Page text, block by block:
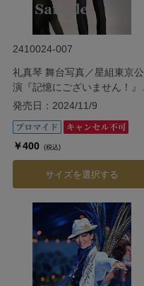
2410024-007
礼真琴 舞台写真／星組東京公
演『記憶にございません！』
『Tiara Azul ―Destino―』
発売日：2024/11/9
￥400 (税込)
サイズを選択する